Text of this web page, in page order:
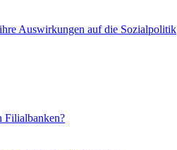
Auswirkungen auf die Sozialpolitik
Filialbanken?